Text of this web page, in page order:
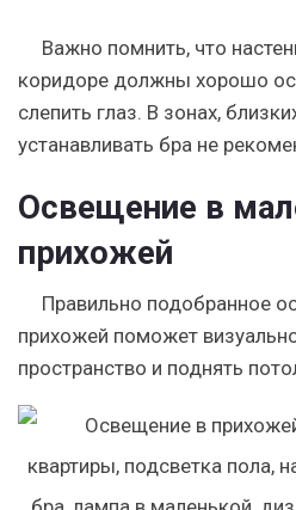
Важно помнить, что
коридоре должны хорошо
слепить глаз. В зонах,
устанавливать бра не
Освещение в
прихожей
Правильно подобранное
прихожей поможет
пространство и поднять